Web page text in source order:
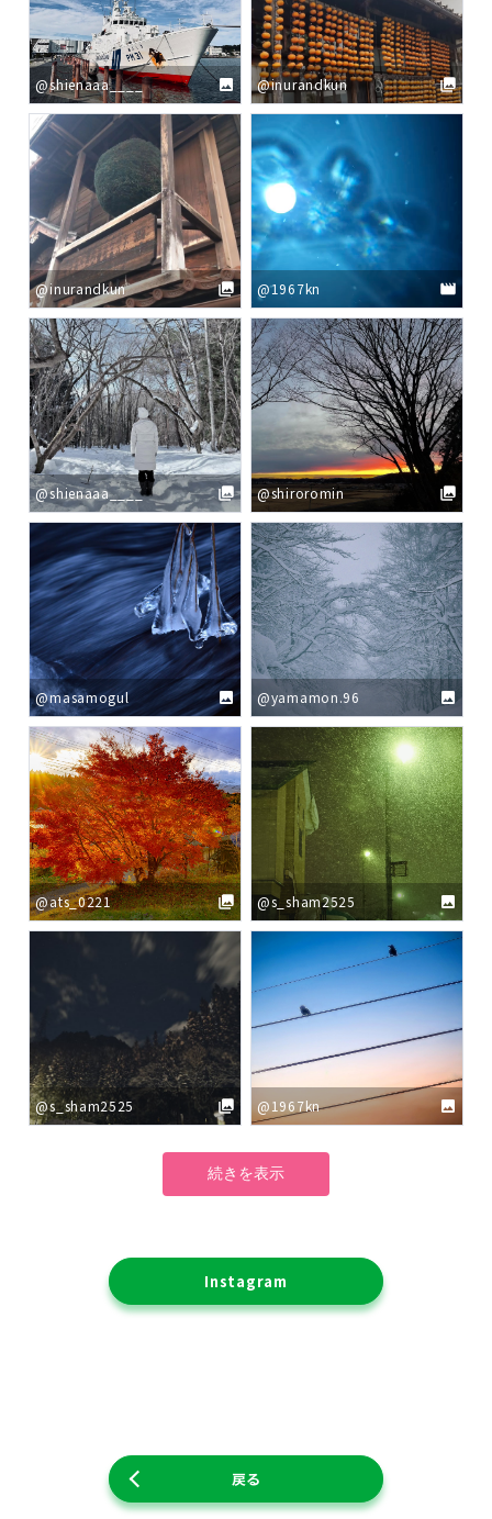
@shienaaa____ @inurandkun
@inurandkun @1967kn
@shienaaa____ @shiroromin
@masamogul @yamamon.96
@ats_0221 @s_sham2525
@s_sham2525 @1967kn
続きを表示
Instagram
戻る